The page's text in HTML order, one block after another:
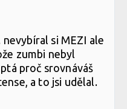
si MEZI ale
zumbi nebyl
proč srovnáváš
a to jsi udělal.